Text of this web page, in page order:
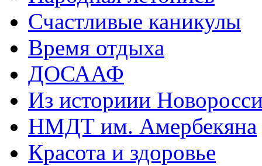
Счастливые каникулы
Время отдыха
ДОСААФ
Из историии
НМДТ им. Амербекяна
Красота и здоровье